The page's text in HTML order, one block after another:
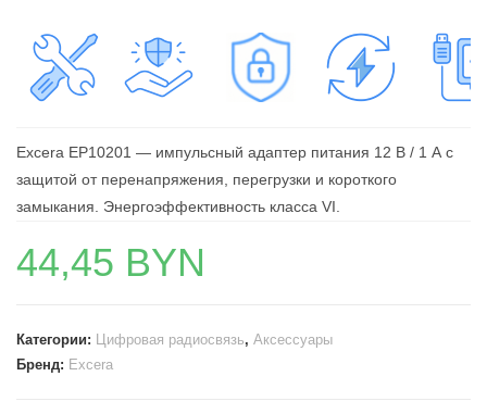
Excera EP10201 — импульсный адаптер питания 12 В / 1 А с
защитой от перенапряжения, перегрузки и короткого
замыкания. Энергоэффективность класса VI.
44,45 BYN
Категории: Цифровая радиосвязь, Аксессуары
Бренд: Excera